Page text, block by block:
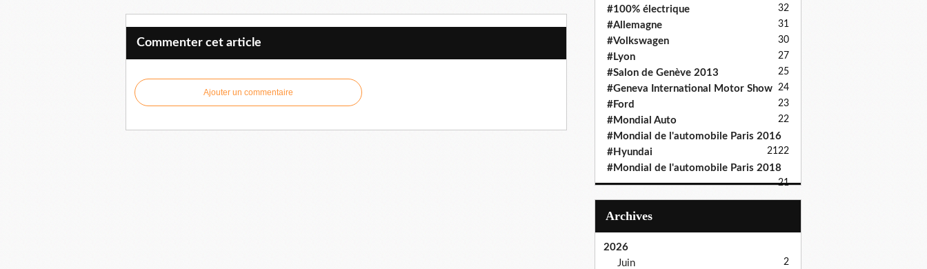
Commenter cet article
Ajouter un commentaire
#100% électrique 32
#Allemagne 31
#Volkswagen 30
#Lyon 27
#Salon de Genève 2013 25
#Geneva International Motor Show 24
#Ford 23
#Mondial Auto 22
#Mondial de l'automobile Paris 2016
22
#Hyundai 21
#Mondial de l'automobile Paris 2018
21
Archives
2026
Juin
2